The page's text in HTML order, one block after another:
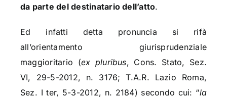
da parte del destinatario dell’atto.
Ed infatti detta pronuncia si rifà
all’orientamento giurisprudenziale
maggioritario (ex pluribus, Cons. Stato, Sez.
VI, 29-5-2012, n. 3176; T.A.R. Lazio Roma,
Sez. I ter, 5-3-2012, n. 2184) secondo cui: “la